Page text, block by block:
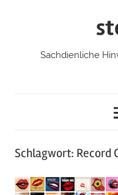
Sachdienliche
Schlagwort: Record